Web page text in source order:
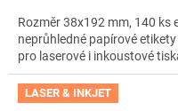
Rozměr 38x192 mm, 140 ks
neprůhledné papírové
pro laserové i inkoustové
LASER & INKJET